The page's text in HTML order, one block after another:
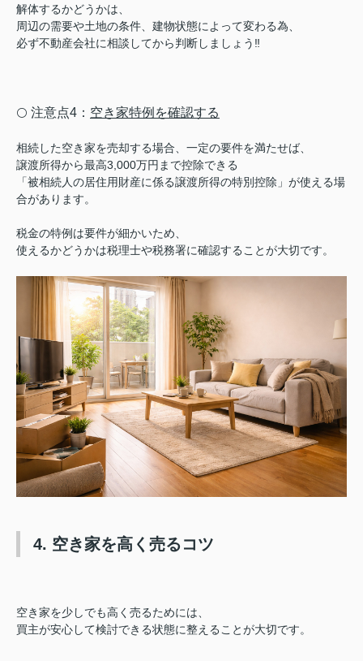
解体するかどうかは、
周辺の需要や土地の条件、建物状態によって変わる為、
必ず不動産会社に相談してから判断しましょう‼︎
⚪️ 注意点4： 空き家特例を確認する
相続した空き家を売却する場合、 一定の要件を満たせば、
譲渡所得から最高3,000万円まで控除できる
「被相続人の居住用財産に係る譲渡所得の特別控除」が使える場
合があります。
税金の特例は要件が細かいため、
使えるかどうかは税理士や税務署に確認することが大切です。
4. 空き家を高く売るコツ
空き家を少しでも高く売るためには、
買主が安心して検討できる状態に整えることが大切です。